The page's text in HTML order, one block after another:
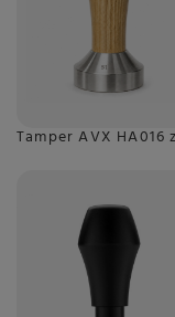
Tamper AVX